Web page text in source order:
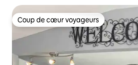
Coup de cœur voyageurs
Coup de cœur voyageurs